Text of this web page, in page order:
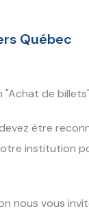
Québec
"Achat de billets"
être
institution
nous vous